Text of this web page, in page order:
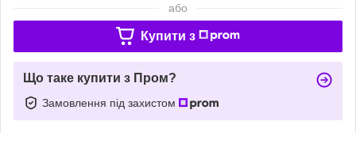
або
Купити з
Що таке купити з Пром?
Замовлення під захистом